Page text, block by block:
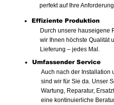
perfekt auf Ihre
Effiziente Produktion
Durch unsere hauseigene
wir Ihnen höchste Qualität
Lieferung – jedes Mal.
Umfassender Service
Auch nach der Installation
sind wir für Sie da. Unser
Wartung, Reparatur,
eine kontinuierliche